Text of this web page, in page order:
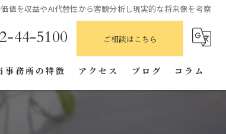
値を収益やAI代替性から客観分析し現実的な将来像を考察
44-5100 ご相談はこちら
事務所の特徴 アクセス ブログ コラム